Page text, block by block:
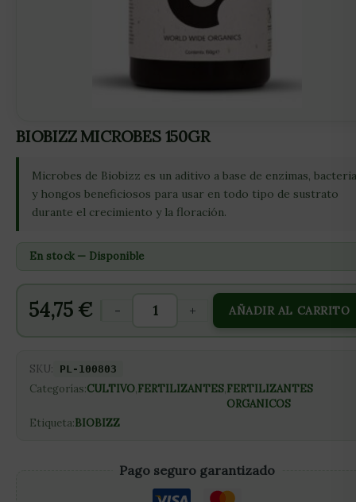
BIOBIZZ MICROBES 150GR
Microbes de Biobizz es un aditivo a base de enzimas,
y hongos beneficiosos para usar en todo tipo de sustrato
durante el crecimiento y la floración.
En stock — Disponible
54,75 € - + AÑADIR AL CARRITO
SKU: PL-100803
Categorías:CULTIVO,FERTILIZANTES,FERTILIZANTES
ORGANICOS
Etiqueta:BIOBIZZ
Pago seguro garantizado